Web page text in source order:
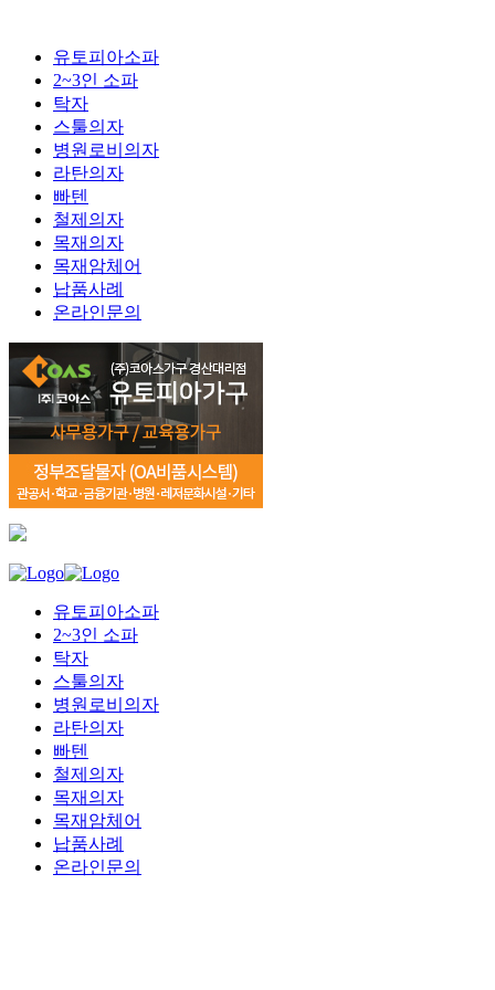
유토피아소파
2~3인 소파
탁자
스툴의자
병원로비의자
라탄의자
빠텐
철제의자
목재의자
목재암체어
납품사례
온라인문의
유토피아소파
2~3인 소파
탁자
스툴의자
병원로비의자
라탄의자
빠텐
철제의자
목재의자
목재암체어
납품사례
온라인문의